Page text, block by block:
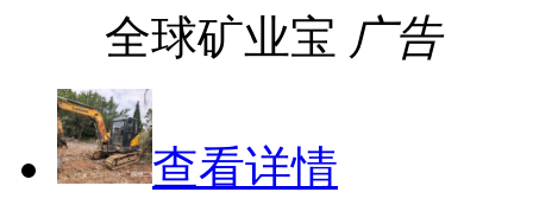
全球矿业宝 广告
查看详情